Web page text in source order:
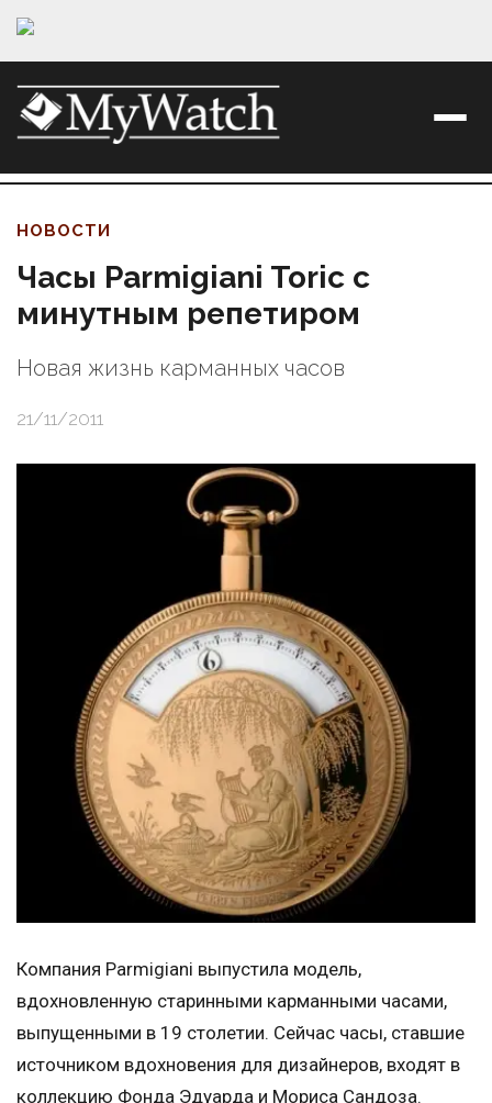
НОВОСТИ
Часы Parmigiani Toric с
минутным репетиром
Новая жизнь карманных часов
21/11/2011
Компания Parmigiani выпустила модель,
вдохновленную старинными карманными часами,
выпущенными в 19 столетии. Сейчас часы, ставшие
источником вдохновения для дизайнеров, входят в
коллекцию Фонда Эдуарда и Мориса Сандоза.